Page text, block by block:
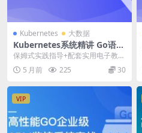
Kubernetes 大数据
Kubernetes系统精讲 Go语言
实战K8S集群可视化 | 更新完
保姆式实践指导+配套实用电子教
程，助力Kubernetes（K8S）从入
门到进阶...
5 月前 225 30
VIP